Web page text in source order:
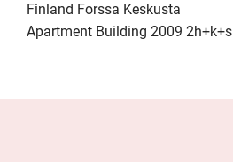
Finland Forssa Keskusta
Apartment Building 2009 2h+k+s